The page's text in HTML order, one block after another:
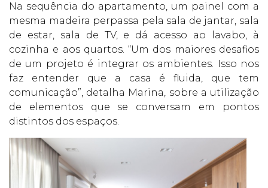
Na sequência do apartamento, um painel com a
mesma madeira perpassa pela sala de jantar, sala
de estar, sala de TV, e dá acesso ao lavabo, à
cozinha e aos quartos. “Um dos maiores desafios
de um projeto é integrar os ambientes. Isso nos
faz entender que a casa é fluida, que tem
comunicação”, detalha Marina, sobre a utilização
de elementos que se conversam em pontos
distintos dos espaços.